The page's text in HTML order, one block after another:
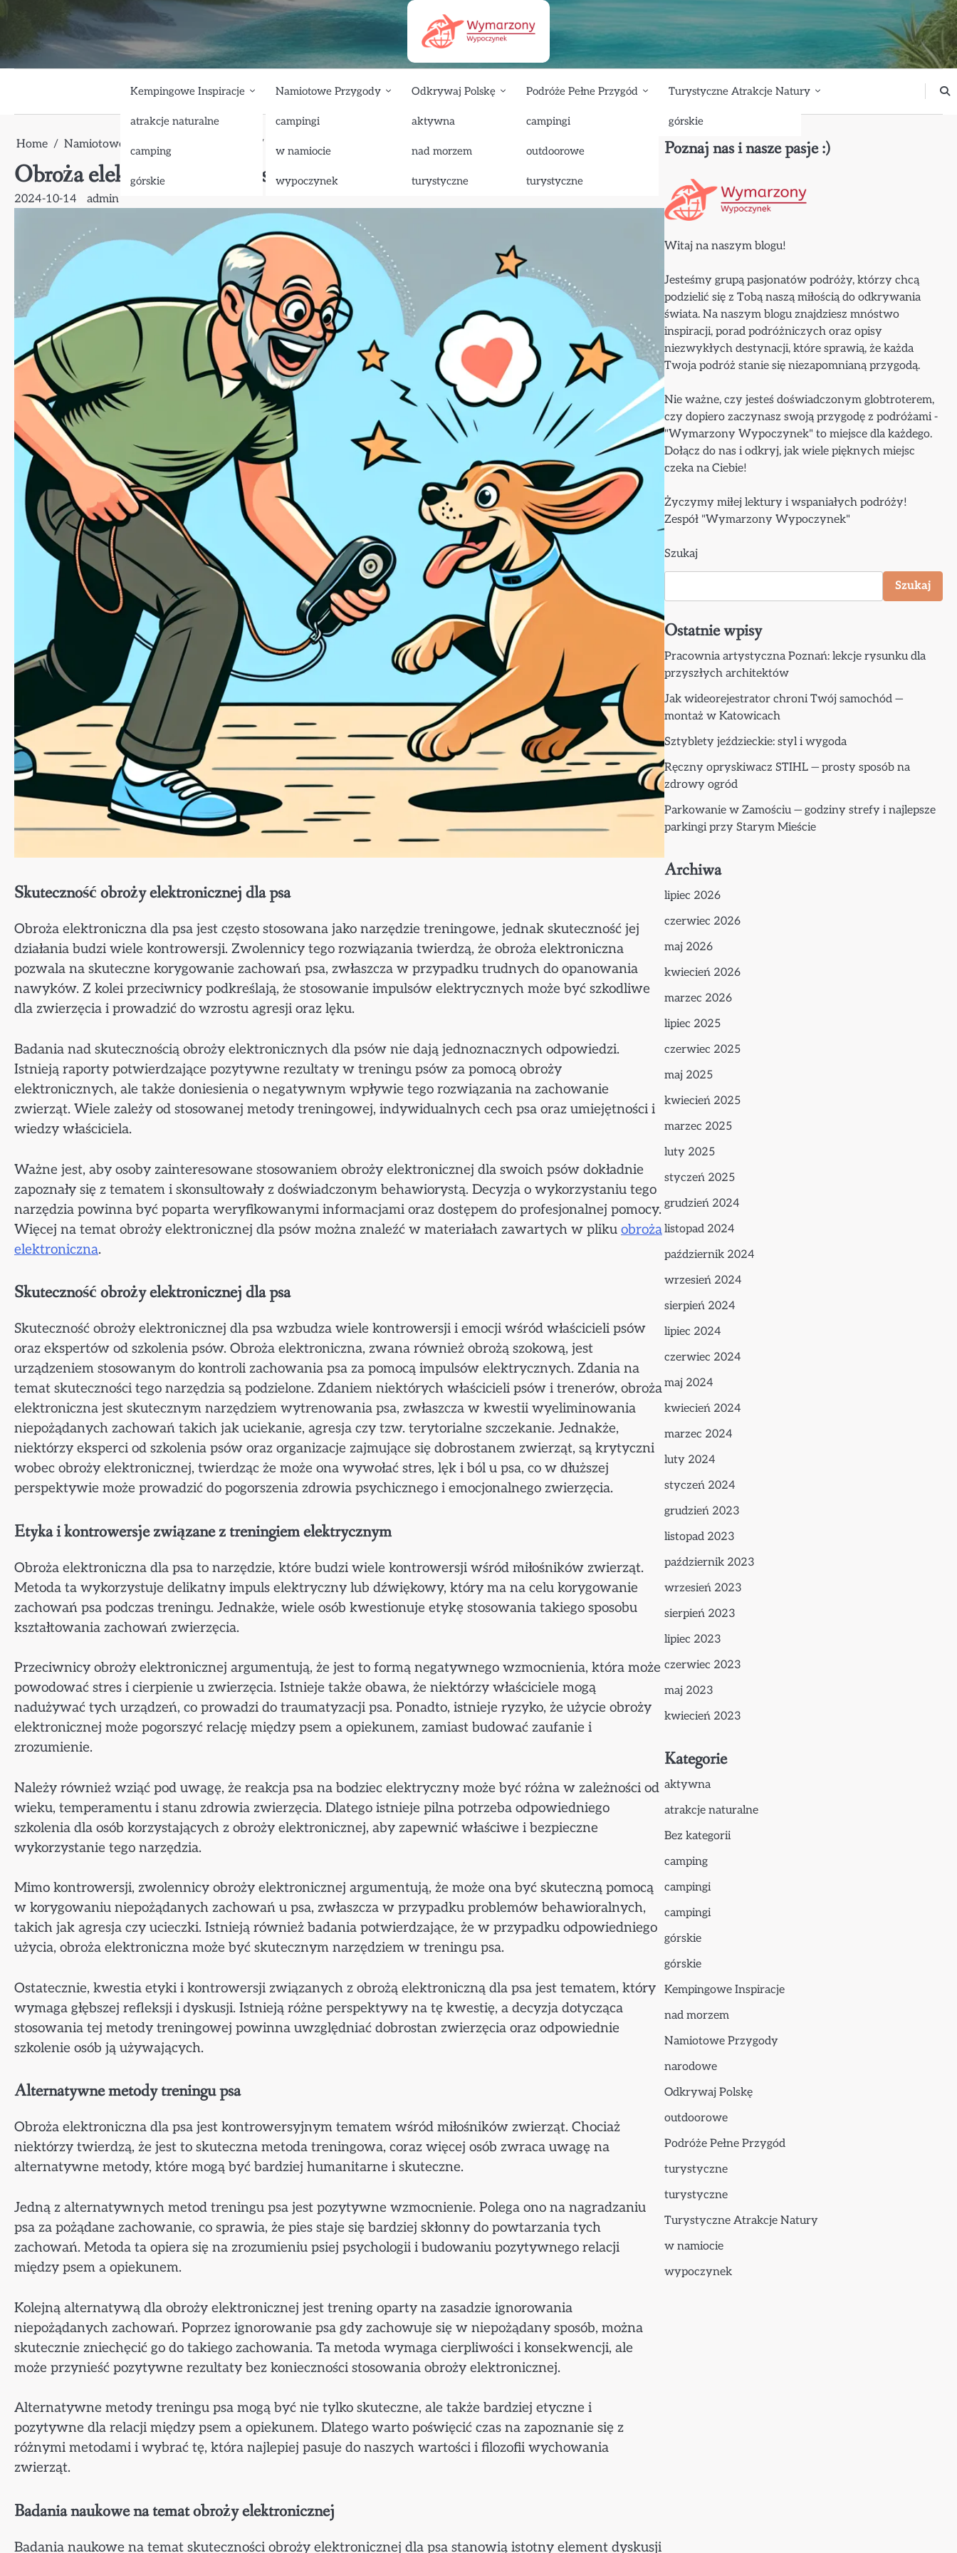
Kempingowe Inspiracje
atrakcje naturalne
camping
górskie
Namiotowe Przygody
campingi
w namiocie
wypoczynek
Odkrywaj Polskę
aktywna
nad morzem
turystyczne
Podróże Pełne Przygód
campingi
outdoorowe
turystyczne
Turystyczne Atrakcje Natury
górskie
Home Namiotowe Przygody Obroża elektroniczna dla psa: Czy to skuteczna metoda treningowa?
Obroża elektroniczna dla psa: Czy to skuteczna metoda treningowa?
2024-10-14 admin
Skuteczność obroży elektronicznej dla psa
Obroża elektroniczna dla psa jest często stosowana jako narzędzie treningowe, jednak skuteczność jej
działania budzi wiele kontrowersji. Zwolennicy tego rozwiązania twierdzą, że obroża elektroniczna
pozwala na skuteczne korygowanie zachowań psa, zwłaszcza w przypadku trudnych do opanowania
nawyków. Z kolei przeciwnicy podkreślają, że stosowanie impulsów elektrycznych może być szkodliwe
dla zwierzęcia i prowadzić do wzrostu agresji oraz lęku.
Badania nad skutecznością obroży elektronicznych dla psów nie dają jednoznacznych odpowiedzi.
Istnieją raporty potwierdzające pozytywne rezultaty w treningu psów za pomocą obroży
elektronicznych, ale także doniesienia o negatywnym wpływie tego rozwiązania na zachowanie
zwierząt. Wiele zależy od stosowanej metody treningowej, indywidualnych cech psa oraz umiejętności i
wiedzy właściciela.
Ważne jest, aby osoby zainteresowane stosowaniem obroży elektronicznej dla swoich psów dokładnie
zapoznały się z tematem i skonsultowały z doświadczonym behawiorystą. Decyzja o wykorzystaniu tego
narzędzia powinna być poparta weryfikowanymi informacjami oraz dostępem do profesjonalnej pomocy.
Więcej na temat obroży elektronicznej dla psów można znaleźć w materiałach zawartych w pliku obroża
elektroniczna.
Skuteczność obroży elektronicznej dla psa
Skuteczność obroży elektronicznej dla psa wzbudza wiele kontrowersji i emocji wśród właścicieli psów
oraz ekspertów od szkolenia psów. Obroża elektroniczna, zwana również obrożą szokową, jest
urządzeniem stosowanym do kontroli zachowania psa za pomocą impulsów elektrycznych. Zdania na
temat skuteczności tego narzędzia są podzielone. Zdaniem niektórych właścicieli psów i trenerów, obroża
elektroniczna jest skutecznym narzędziem wytrenowania psa, zwłaszcza w kwestii wyeliminowania
niepożądanych zachowań takich jak uciekanie, agresja czy tzw. terytorialne szczekanie. Jednakże,
niektórzy eksperci od szkolenia psów oraz organizacje zajmujące się dobrostanem zwierząt, są krytyczni
wobec obroży elektronicznej, twierdząc że może ona wywołać stres, lęk i ból u psa, co w dłuższej
perspektywie może prowadzić do pogorszenia zdrowia psychicznego i emocjonalnego zwierzęcia.
Etyka i kontrowersje związane z treningiem elektrycznym
Obroża elektroniczna dla psa to narzędzie, które budzi wiele kontrowersji wśród miłośników zwierząt.
Metoda ta wykorzystuje delikatny impuls elektryczny lub dźwiękowy, który ma na celu korygowanie
zachowań psa podczas treningu. Jednakże, wiele osób kwestionuje etykę stosowania takiego sposobu
kształtowania zachowań zwierzęcia.
Przeciwnicy obroży elektronicznej argumentują, że jest to formą negatywnego wzmocnienia, która może
powodować stres i cierpienie u zwierzęcia. Istnieje także obawa, że niektórzy właściciele mogą
nadużywać tych urządzeń, co prowadzi do traumatyzacji psa. Ponadto, istnieje ryzyko, że użycie obroży
elektronicznej może pogorszyć relację między psem a opiekunem, zamiast budować zaufanie i
zrozumienie.
Należy również wziąć pod uwagę, że reakcja psa na bodziec elektryczny może być różna w zależności od
wieku, temperamentu i stanu zdrowia zwierzęcia. Dlatego istnieje pilna potrzeba odpowiedniego
szkolenia dla osób korzystających z obroży elektronicznej, aby zapewnić właściwe i bezpieczne
wykorzystanie tego narzędzia.
Mimo kontrowersji, zwolennicy obroży elektronicznej argumentują, że może ona być skuteczną pomocą
w korygowaniu niepożądanych zachowań u psa, zwłaszcza w przypadku problemów behawioralnych,
takich jak agresja czy ucieczki. Istnieją również badania potwierdzające, że w przypadku odpowiedniego
użycia, obroża elektroniczna może być skutecznym narzędziem w treningu psa.
Ostatecznie, kwestia etyki i kontrowersji związanych z obrożą elektroniczną dla psa jest tematem, który
wymaga głębszej refleksji i dyskusji. Istnieją różne perspektywy na tę kwestię, a decyzja dotycząca
stosowania tej metody treningowej powinna uwzględniać dobrostan zwierzęcia oraz odpowiednie
szkolenie osób ją używających.
Alternatywne metody treningu psa
Obroża elektroniczna dla psa jest kontrowersyjnym tematem wśród miłośników zwierząt. Chociaż
niektórzy twierdzą, że jest to skuteczna metoda treningowa, coraz więcej osób zwraca uwagę na
alternatywne metody, które mogą być bardziej humanitarne i skuteczne.
Jedną z alternatywnych metod treningu psa jest pozytywne wzmocnienie. Polega ono na nagradzaniu
psa za pożądane zachowanie, co sprawia, że pies staje się bardziej skłonny do powtarzania tych
zachowań. Metoda ta opiera się na zrozumieniu psiej psychologii i budowaniu pozytywnego relacji
między psem a opiekunem.
Kolejną alternatywą dla obroży elektronicznej jest trening oparty na zasadzie ignorowania
niepożądanych zachowań. Poprzez ignorowanie psa gdy zachowuje się w niepożądany sposób, można
skutecznie zniechęcić go do takiego zachowania. Ta metoda wymaga cierpliwości i konsekwencji, ale
może przynieść pozytywne rezultaty bez konieczności stosowania obroży elektronicznej.
Alternatywne metody treningu psa mogą być nie tylko skuteczne, ale także bardziej etyczne i
pozytywne dla relacji między psem a opiekunem. Dlatego warto poświęcić czas na zapoznanie się z
różnymi metodami i wybrać tę, która najlepiej pasuje do naszych wartości i filozofii wychowania
zwierząt.
Badania naukowe na temat obroży elektronicznej
Badania naukowe na temat skuteczności obroży elektronicznej dla psa stanowią istotny element dyskusji
Poznaj nas i nasze pasje :)
Witaj na naszym blogu!
Jesteśmy grupą pasjonatów podróży, którzy chcą
podzielić się z Tobą naszą miłością do odkrywania
świata. Na naszym blogu znajdziesz mnóstwo
inspiracji, porad podróżniczych oraz opisy
niezwykłych destynacji, które sprawią, że każda
Twoja podróż stanie się niezapomnianą przygodą.
Nie ważne, czy jesteś doświadczonym globtroterem,
czy dopiero zaczynasz swoją przygodę z podróżami -
"Wymarzony Wypoczynek" to miejsce dla każdego.
Dołącz do nas i odkryj, jak wiele pięknych miejsc
czeka na Ciebie!
Życzymy miłej lektury i wspaniałych podróży!
Zespół "Wymarzony Wypoczynek"
Szukaj
Szukaj
Ostatnie wpisy
Pracownia artystyczna Poznań: lekcje rysunku dla
przyszłych architektów
Jak wideorejestrator chroni Twój samochód —
montaż w Katowicach
Sztyblety jeździeckie: styl i wygoda
Ręczny opryskiwacz STIHL — prosty sposób na
zdrowy ogród
Parkowanie w Zamościu — godziny strefy i najlepsze
parkingi przy Starym Mieście
Archiwa
lipiec 2026
czerwiec 2026
maj 2026
kwiecień 2026
marzec 2026
lipiec 2025
czerwiec 2025
maj 2025
kwiecień 2025
marzec 2025
luty 2025
styczeń 2025
grudzień 2024
listopad 2024
październik 2024
wrzesień 2024
sierpień 2024
lipiec 2024
czerwiec 2024
maj 2024
kwiecień 2024
marzec 2024
luty 2024
styczeń 2024
grudzień 2023
listopad 2023
październik 2023
wrzesień 2023
sierpień 2023
lipiec 2023
czerwiec 2023
maj 2023
kwiecień 2023
Kategorie
aktywna
atrakcje naturalne
Bez kategorii
camping
campingi
campingi
górskie
górskie
Kempingowe Inspiracje
nad morzem
Namiotowe Przygody
narodowe
Odkrywaj Polskę
outdoorowe
Podróże Pełne Przygód
turystyczne
turystyczne
Turystyczne Atrakcje Natury
w namiocie
wypoczynek